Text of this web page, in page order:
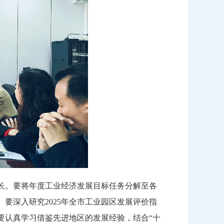
要将年度工业经济发展目标任务分解至各
深入研究2025年全市工业园区发展评价指
真学习借鉴先进地区的发展经验，结合“十